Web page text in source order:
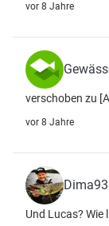
vor 8 Jahre
verschoben zu
vor 8 Jahre
Dima93
Und Lucas? Wie